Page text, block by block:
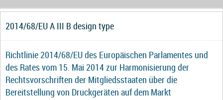
2014/68/EU A III B design type
Richtlinie 2014/68/EU des Europäischen Parlamentes und
des Rates vom 15. Mai 2014 zur Harmonisierung der
Rechtsvorschriften der Mitgliedsstaaten über die
Bereitstellung von Druckgeräten auf dem Markt